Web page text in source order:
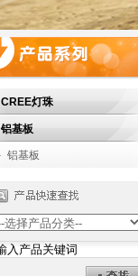
CREE灯珠
铝基板
铝基板